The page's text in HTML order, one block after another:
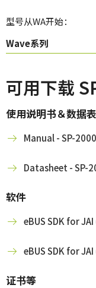
型号从WA开始：
Wave系列
可用下载
使用说明书＆数据表
Manual - SP-
Datasheet - SP-
软件
eBUS SDK for
eBUS SDK for
证书等